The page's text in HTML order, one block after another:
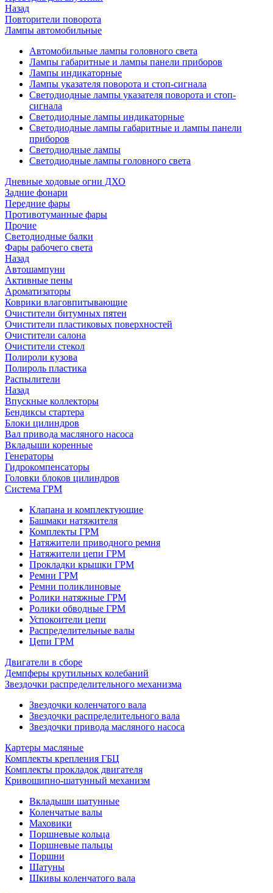
Назад
Повторители поворота
Лампы автомобильные
Автомобильные лампы головного света
Лампы габаритные и лампы панели приборов
Лампы индикаторные
Лампы указателя поворота и стоп-сигнала
Светодиодные лампы указателя поворота и стоп-
сигнала
Светодиодные лампы индикаторные
Светодиодные лампы габаритные и лампы панели
приборов
Светодиодные лампы
Светодиодные лампы головного света
Дневные ходовые огни ДХО
Задние фонари
Передние фары
Противотуманные фары
Прочие
Светодиодные балки
Фары рабочего света
Назад
Автошампуни
Активные пены
Ароматизаторы
Коврики влаговпитывающие
Очистители битумных пятен
Очистители пластиковых поверхностей
Очистители салона
Очистители стекол
Полироли кузова
Полироль пластика
Распылители
Назад
Впускные коллекторы
Бендиксы стартера
Блоки цилиндров
Вал привода масляного насоса
Вкладыши коренные
Генераторы
Гидрокомпенсаторы
Головки блоков цилиндров
Система ГРМ
Клапана и комплектующие
Башмаки натяжителя
Комплекты ГРМ
Натяжители приводного ремня
Натяжители цепи ГРМ
Прокладки крышки ГРМ
Ремни ГРМ
Ремни поликлиновые
Ролики натяжные ГРМ
Ролики обводные ГРМ
Успокоители цепи
Распределительные валы
Цепи ГРМ
Двигатели в сборе
Демпферы крутильных колебаний
Звездочки распределительного механизма
Звездочки коленчатого вала
Звездочки распределительного вала
Звездочки привода масляного насоса
Картеры масляные
Комплекты крепления ГБЦ
Комплекты прокладок двигателя
Кривошипно-шатунный механизм
Вкладыши шатунные
Коленчатые валы
Маховики
Поршневые кольца
Поршневые пальцы
Поршни
Шатуны
Шкивы коленчатого вала